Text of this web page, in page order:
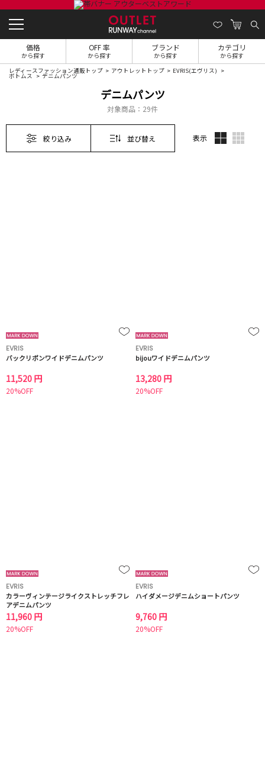
価格
から探す
OFF 率
から探す
ブランド
から探す
カテゴリ
から探す
レディースファッション通販トップ アウトレットトップ EVRIS(エヴリス)
ボトムス デニムパンツ
デニムパンツ
対象商品： 29件
絞り込み 並び替え 表示
EVRIS
バックリボンワイドデニムパンツ
11,520 円
20%OFF
EVRIS
bijouワイドデニムパンツ
13,280 円
20%OFF
EVRIS
カラーヴィンテージライクストレッチフレ
アデニムパンツ
11,960 円
20%OFF
EVRIS
ハイダメージデニムショートパンツ
9,760 円
20%OFF